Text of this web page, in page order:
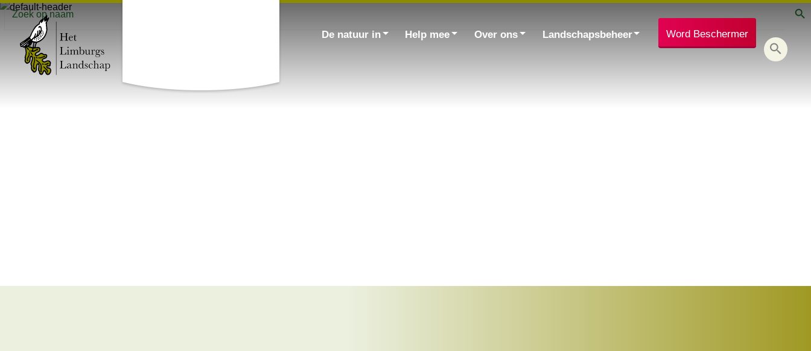
Zoek
De natuur in Help mee Over ons Landschapsbeheer Word Beschermer